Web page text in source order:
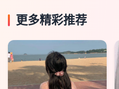
更多精彩推荐